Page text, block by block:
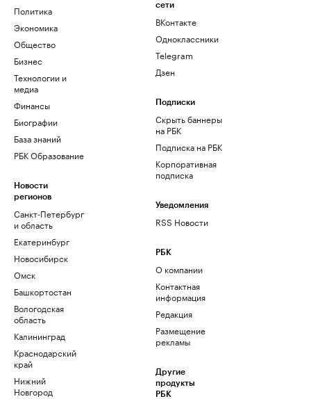
Политика
Экономика
Общество
Бизнес
Технологии и
медиа
Финансы
Биографии
База знаний
РБК Образование
Новости
регионов
Санкт-Петербург
и область
Екатеринбург
Новосибирск
Омск
Башкортостан
Вологодская
область
Калининград
Краснодарский
край
Нижний
Новгород
сети
ВКонтакте
Одноклассники
Telegram
Дзен
Подписки
Скрыть баннеры
на РБК
Подписка на РБК
Корпоративная
подписка
Уведомления
RSS Новости
РБК
О компании
Контактная
информация
Редакция
Размещение
рекламы
Другие
продукты
РБК